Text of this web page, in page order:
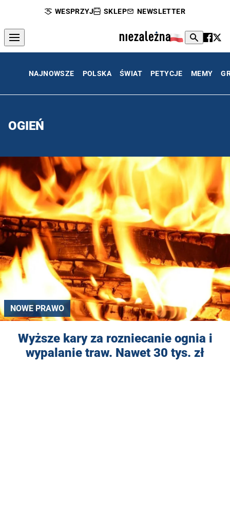
WESPRZYJ SKLEP NEWSLETTER
NAJNOWSZE POLSKA ŚWIAT PETYCJE MEMY
OGIEŃ
NOWE PRAWO
Wyższe kary za rozniecanie ognia i
wypalanie traw. Nawet 30 tys. zł